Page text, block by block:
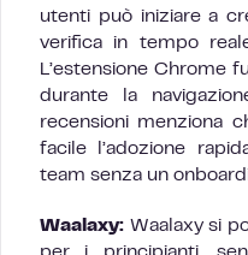
utenti può iniziare a
verifica in tempo
L’estensione Chrome
durante la
recensioni menziona
facile l’adozione
team senza un
Waalaxy: Waalaxy si